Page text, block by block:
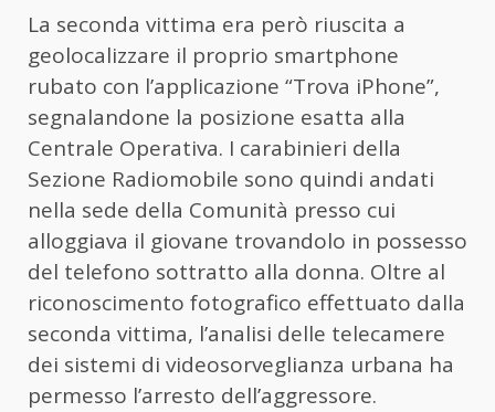
La seconda vittima era però riuscita a
geolocalizzare il proprio smartphone
rubato con l’applicazione “Trova iPhone”,
segnalandone la posizione esatta alla
Centrale Operativa. I carabinieri della
Sezione Radiomobile sono quindi andati
nella sede della Comunità presso cui
alloggiava il giovane trovandolo in possesso
del telefono sottratto alla donna. Oltre al
riconoscimento fotografico effettuato dalla
seconda vittima, l’analisi delle telecamere
dei sistemi di videosorveglianza urbana ha
permesso l’arresto dell’aggressore.